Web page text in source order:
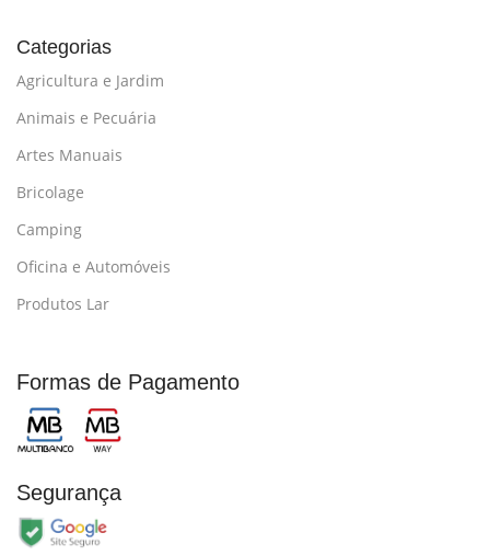
Categorias
Agricultura e Jardim
Animais e Pecuária
Artes Manuais
Bricolage
Camping
Oficina e Automóveis
Produtos Lar
Formas de Pagamento
Segurança